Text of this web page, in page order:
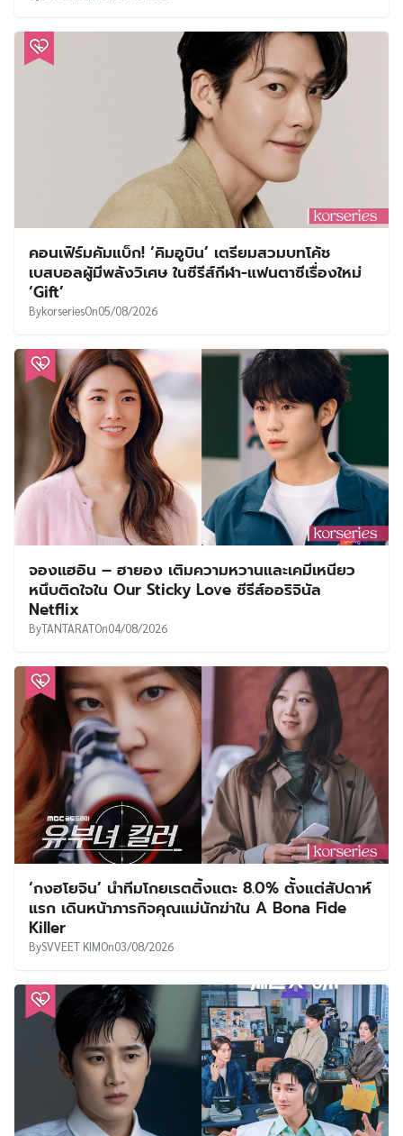
คอนเฟิร์มคัมแบ็ก! ‘คิมอูบิน’ เตรียมสวมบทโค้ช
เบสบอลผู้มีพลังวิเศษ ในซีรีส์กีฬา-แฟนตาซีเรื่องใหม่
‘Gift’
BykorseriesOn05/08/2026
จองแฮอิน – ฮายอง เติมความหวานและเคมีเหนียว
หนึบติดใจใน Our Sticky Love ซีรีส์ออริจินัล
Netflix
ByTANTARATOn04/08/2026
‘กงฮโยจิน’ นำทีมโกยเรตติ้งแตะ 8.0% ตั้งแต่สัปดาห์
แรก เดินหน้าภารกิจคุณแม่นักฆ่าใน A Bona Fide
Killer
BySVVEET KIMOn03/08/2026